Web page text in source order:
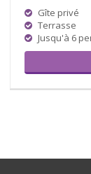
Gîte privé
Terrasse
Jusqu'à 6